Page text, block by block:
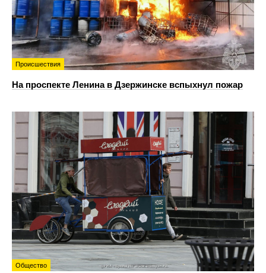
Происшествия
На проспекте Ленина в Дзержинске вспыхнул пожар
Общество